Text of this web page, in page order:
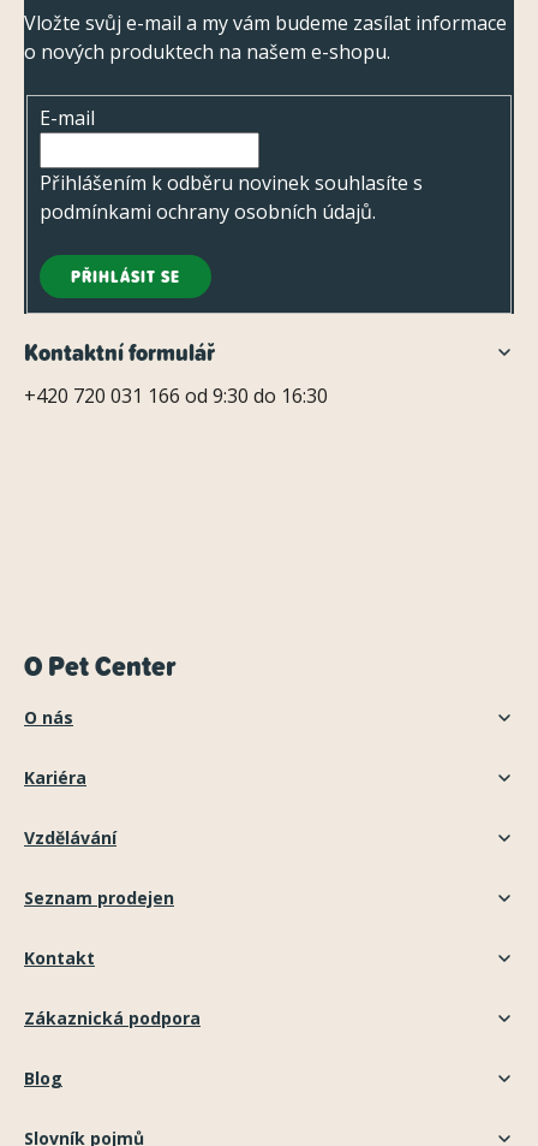
ý
p
i
Vložte svůj e-mail a my vám budeme zasílat informace
o nových produktech na našem e-shopu.
E-mail
Přihlášením k odběru novinek souhlasíte s
podmínkami ochrany osobních údajů.
PŘIHLÁSIT SE
Kontaktní formulář
+420 720 031 166 od 9:30 do 16:30
O Pet Center
O nás
Kariéra
Vzdělávání
Seznam prodejen
Kontakt
Zákaznická podpora
Blog
Slovník pojmů